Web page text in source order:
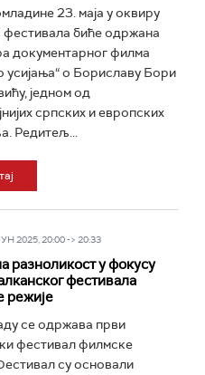
23. маја у оквиру
биће одржана
документарног филма
усијања“ о Бориславу Бори
једном од
српских и европских
Редитељ...
2025, 20:00 -> 20:33
разноликост у фокусу
фестивала
режије
се одржава први
фестивал филмске
су основали